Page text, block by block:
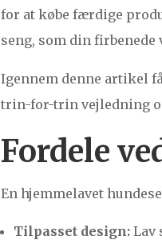
for at købe færdige
seng, som din
Igennem denne artikel
trin-for-trin vejledning
Fordele
En hjemmelavet
Tilpasset design: Lav